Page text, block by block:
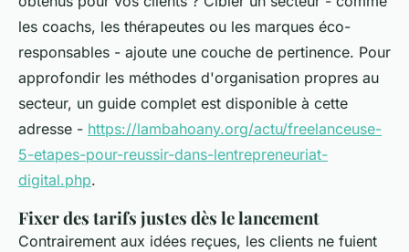
les coachs, les thérapeutes ou les marques éco-
responsables - ajoute une couche de pertinence. Pour
approfondir les méthodes d'organisation propres au
secteur, un guide complet est disponible à cette
adresse - https://lambahoany.org/actu/freelanceuse-
5-etapes-pour-reussir-dans-lentrepreneuriat-
digital.php.
Fixer des tarifs justes dès le lancement
Contrairement aux idées reçues, les clients ne fuient